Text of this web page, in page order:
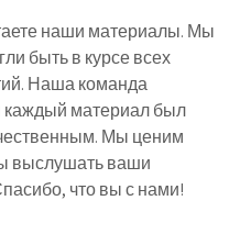
наши материалы. Мы
быть в курсе всех
Наша команда
каждый материал был
Мы ценим
выслушать ваши
что вы с нами!